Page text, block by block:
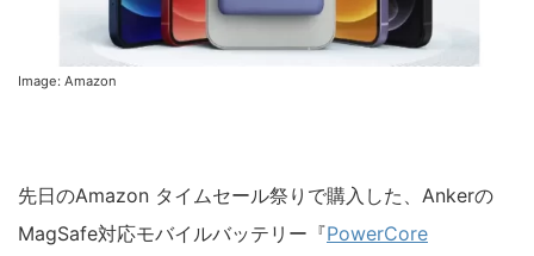
Image: Amazon
先日のAmazon タイムセール祭りで購入した、Ankerの
MagSafe対応モバイルバッテリー『PowerCore